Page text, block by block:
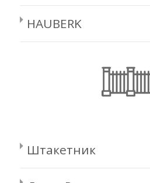
HAUBERK
Штакетник